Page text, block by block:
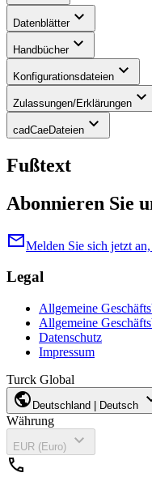
Datenblätterkeyboard_arrow_down
Handbücherkeyboard_arrow_down
Konfigurationsdateien keyboard_arrow_down
Zulassungen/Erklärungen keyboard_arrow_down
cadCaeDateien keyboard_arrow_down
Fußtext
Abonnieren Sie
mailMelden Sie sich jetzt
Legal
Allgemeine
Allgemeine
Datenschutz
Impressum
Turck Global
public Deutschland | Deutsch
Währung
EUR (Euro)
expand_more
call